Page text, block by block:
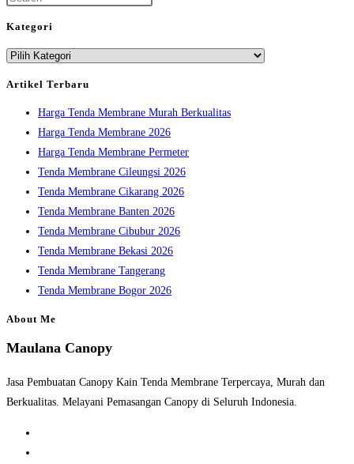
panel.
Kategori
Kategori
Artikel Terbaru
Harga Tenda Membrane Murah Berkualitas
Harga Tenda Membrane 2026
Harga Tenda Membrane Permeter
Tenda Membrane Cileungsi 2026
Tenda Membrane Cikarang 2026
Tenda Membrane Banten 2026
Tenda Membrane Cibubur 2026
Tenda Membrane Bekasi 2026
Tenda Membrane Tangerang
Tenda Membrane Bogor 2026
About Me
Maulana Canopy
Jasa Pembuatan Canopy Kain Tenda Membrane Terpercaya, Murah dan
Berkualitas. Melayani Pemasangan Canopy di Seluruh Indonesia.